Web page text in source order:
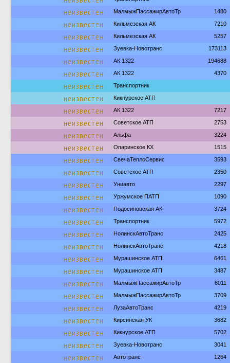
неизвестен МалмыжПассажирАвтоТр 1480
неизвестен Кильмезская АК 7210
неизвестен Кильмезская АК 5257
неизвестен Зуевка-Новотранс 173113
неизвестен АК 1322 194688
неизвестен АК 1322 4370
неизвестен Транспортник
неизвестен Кикнурское АТП
неизвестен АК 1322 7217
неизвестен Советское АТП 2753
неизвестен Альфа 3224
неизвестен Опаринское КХ 1515
неизвестен СвечаТеплоСервис 3593
неизвестен Советское АТП 2350
неизвестен Униавто 2297
неизвестен Уржумское ПАТП 1090
неизвестен Подосиновская АК 3724
неизвестен Транспортник 5972
неизвестен НолинскАвтоТранс 2425
неизвестен НолинскАвтоТранс 4218
неизвестен Мурашинское АТП 6461
неизвестен Мурашинское АТП 3487
неизвестен МалмыжПассажирАвтоТр 6011
неизвестен МалмыжПассажирАвтоТр 3709
неизвестен ЛузаАвтоТранс 4219
неизвестен Кирсинская УК 3682
неизвестен Кикнурское АТП 5702
неизвестен Зуевка-Новотранс 3041
неизвестен Автотранс 1264